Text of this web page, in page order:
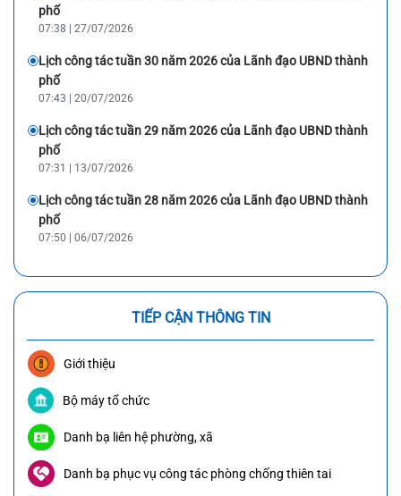
phố
07:38 | 27/07/2026
Lịch công tác tuần 30 năm 2026 của Lãnh đạo UBND thành
phố
07:43 | 20/07/2026
Lịch công tác tuần 29 năm 2026 của Lãnh đạo UBND thành
phố
07:31 | 13/07/2026
Lịch công tác tuần 28 năm 2026 của Lãnh đạo UBND thành
phố
07:50 | 06/07/2026
TIẾP CẬN THÔNG TIN
Giới thiệu
Bộ máy tổ chức
Danh bạ liên hệ phường, xã
Danh bạ phục vụ công tác phòng chống thiên tai